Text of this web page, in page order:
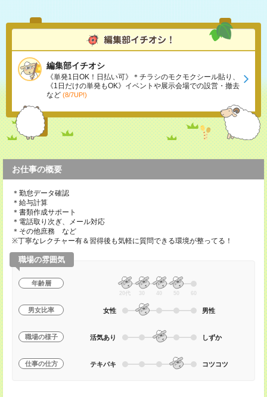
編集部イチオシ
《単発1日OK！日払い可》＊チラシのモクモクシール貼り、
《1日だけの単発もOK》イベントや展示会場での設営・撤去
など (8/7UP!)
お仕事の概要
＊勤怠データ確認
＊給与計算
＊書類作成サポート
＊電話取り次ぎ、メール対応
＊その他庶務 など
※丁寧なレクチャー有＆習得後も気軽に質問できる環境が整ってる！
職場の雰囲気
年齢層
20代 30 40 50 60
男女比率 女性 男性
職場の様子 活気あり しずか
仕事の仕方 テキパキ コツコツ